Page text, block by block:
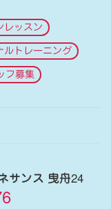
レッスン
ルトレーニング
フ募集
サンス 曳舟24